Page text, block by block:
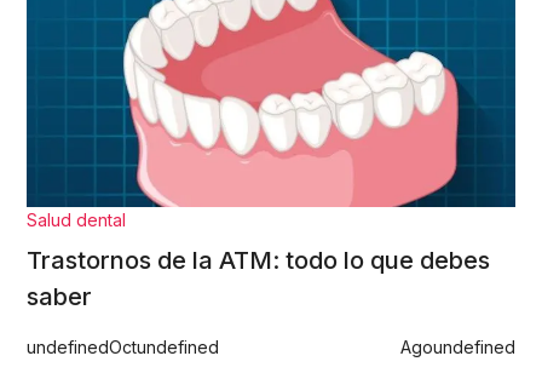
Salud dental
Trastornos de la ATM: todo lo que debes
saber
undefinedOctundefined Agoundefined